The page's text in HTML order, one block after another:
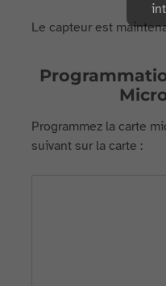
Le capteur est
Programmez la carte
suivant sur la carte :